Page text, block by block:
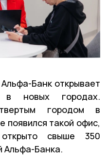
Банк открывает
в новых городах.
городом в
появился такой офис,
свыше 350
Альфа-Банка.